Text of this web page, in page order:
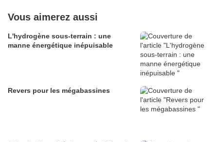
Vous aimerez aussi
L'hydrogène sous-terrain : une
manne énergétique inépuisable
Revers pour les mégabassines